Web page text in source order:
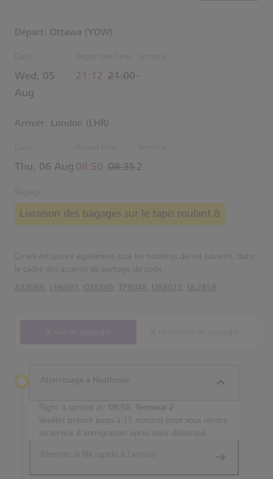
Départ: Ottawa (YOW)
Wed, 05
Aug
actual Heure
21:12
Estimated Heure
21:00-
Arriver: London (LHR)
Thu, 06 Aug actual Heure
08:50
Estimated Heure
08:352
Livraison des bagages sur le tapis roulant 8
Ce vol est assuré également sous les numéros de vol suivants, dans
le cadre des accords de partage de code :
A33066
LH6693 OS8340 TP8048 UA8023 UL2858
Atterrissage à Heathrow
Flight is landed at: 08:50, Terminal 2
Veuillez prévoir jusqu’à 15 minutes pour vous rendre
au service d’immigration après avoir débarqué.
Réservez la file rapide à l’arrivée